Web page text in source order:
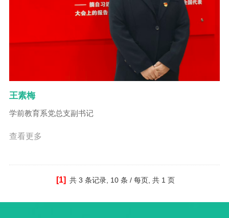
王素梅
学前教育系党总支副书记
查看更多
[1] 共 3 条记录, 10 条 / 每页, 共 1 页